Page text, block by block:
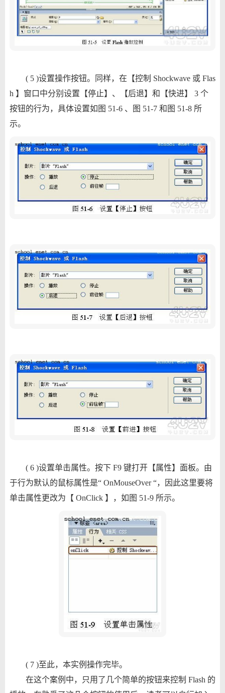
( 5 )设置操作按钮。同样，在【控制 Shockwave 或 Flas
h 】窗口中分别设置【停止】、【后退】和【快进】 3 个
按钮的行为，具体设置如图 51-6 、图 51-7 和图 51-8 所
示。
( 6 )设置单击属性。按下 F9 键打开【属性】面板。由
于行为默认的鼠标属性是“ OnMouseOver “，因此这里要将
单击属性更改为【 OnClick 】，如图 51-9 所示。
( 7 )至此，本实例操作完毕。
在这个案例中，只用了几个简单的按钮来控制 Flash 的